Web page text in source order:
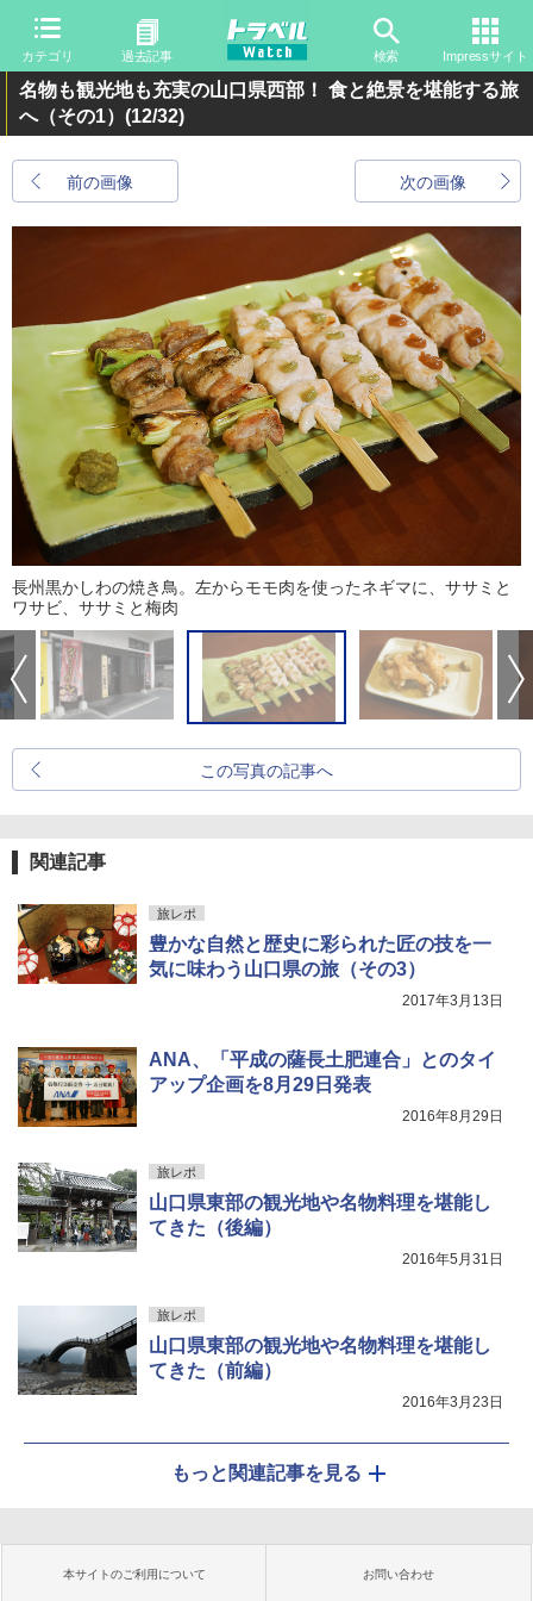
カテゴリ 過去記事 検索 Impressサイト
名物も観光地も充実の山口県西部！ 食と絶景を堪能する旅
へ（その1） (12/32)
前の画像 次の画像
長州黒かしわの焼き鳥。左からモモ肉を使ったネギマに、ササミと
ワサビ、ササミと梅肉
この写真の記事へ
関連記事
旅レポ
豊かな自然と歴史に彩られた匠の技を一
気に味わう山口県の旅（その3）
2017年3月13日
ANA、「平成の薩長土肥連合」とのタイ
アップ企画を8月29日発表
2016年8月29日
旅レポ
山口県東部の観光地や名物料理を堪能し
てきた（後編）
2016年5月31日
旅レポ
山口県東部の観光地や名物料理を堪能し
てきた（前編）
2016年3月23日
もっと関連記事を見る
本サイトのご利用について お問い合わせ